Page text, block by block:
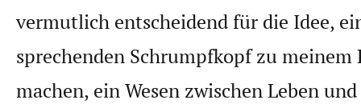
vermutlich entscheidend für die Idee,
sprechenden Schrumpfkopf zu meinem
machen, ein Wesen zwischen Leben